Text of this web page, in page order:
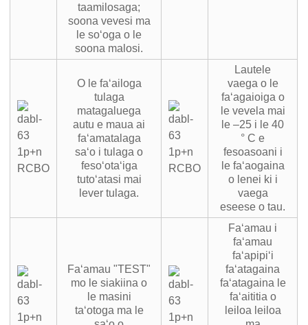
taamilosaga;
soona vevesi ma
le soʻoga o le
soona malosi.
O le faʻailoga
tulaga
matagaluega
autu e maua ai
faʻamatalaga
saʻo i tulaga o
fesoʻotaʻiga
tutoʻatasi mai
lever tulaga.
Lautele
vaega o le
faʻagaioiga o
le vevela mai
le –25 i le 40
° C e
fesoasoani i
le faʻaogaina
o lenei ki i
vaega
eseese o tau.
Faʻamau "TEST"
mo le siakiina o
le masini
taʻotoga ma le
Faʻamau i
faʻamau
faʻapipiʻi
faʻatagaina
faʻatagaina le
faʻaititia o
leiloa leiloa